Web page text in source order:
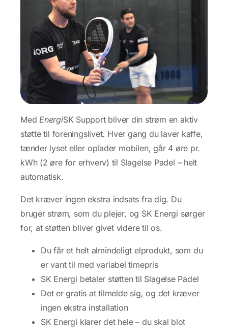
Med EnergiSK Support bliver din strøm en aktiv
støtte til foreningslivet. Hver gang du laver kaffe,
tænder lyset eller oplader mobilen, går 4 øre pr.
kWh (2 øre for erhverv) til Slagelse Padel – helt
automatisk.
Det kræver ingen ekstra indsats fra dig. Du
bruger strøm, som du plejer, og SK Energi sørger
for, at støtten bliver givet videre til os.
Du får et helt almindeligt elprodukt, som du
er vant til med variabel timepris
SK Energi betaler støtten til Slagelse Padel
Det er gratis at tilmelde sig, og det kræver
ingen ekstra installation
SK Energi klarer det hele – du skal blot